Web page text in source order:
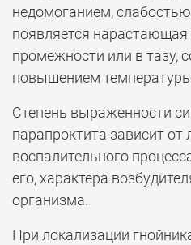
недомоганием,
появляется
промежности или в тазу,
повышением
Степень выраженности
парапроктита зависит от
воспалительного
его, характера
организма.
При локализации